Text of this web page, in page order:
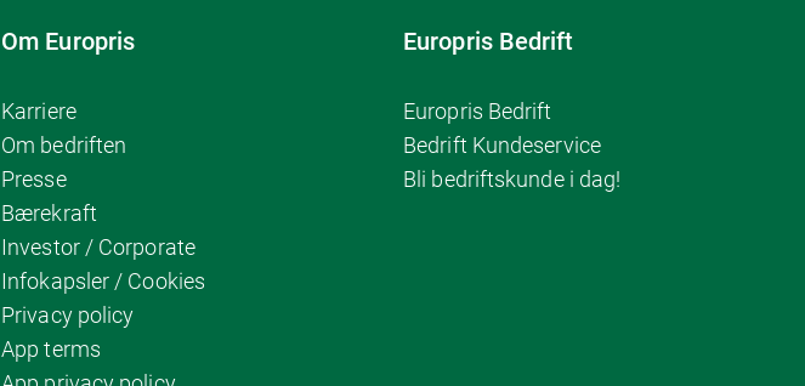
Om Europris
Karriere
Om bedriften
Presse
Bærekraft
Investor / Corporate
Infokapsler / Cookies
Privacy policy
App terms
Europris Bedrift
Europris Bedrift
Bedrift Kundeservice
Bli bedriftskunde i dag!